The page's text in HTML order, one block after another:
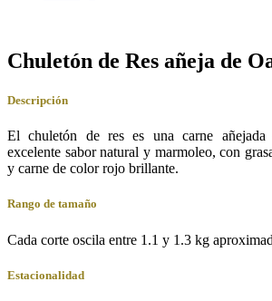
Chuletón de Res añeja de
Descripción
El chuletón de res es una carne
excelente sabor natural y marmoleo, con
y carne de color rojo brillante.
Rango de tamaño
Cada corte oscila entre 1.1 y 1.3 kg
Estacionalidad